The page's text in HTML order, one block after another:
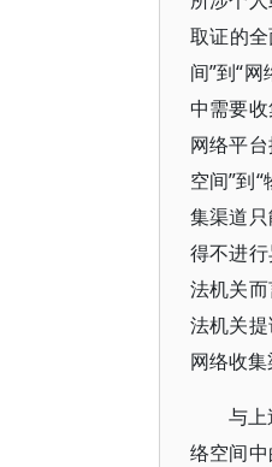
取证的
间”到“
中需要
网络平
空间”到
集渠道
得不进
法机关
法机关
网络收
与
络空间